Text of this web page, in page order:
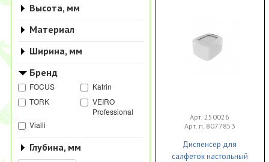
Высота, мм
Материал
Ширина, мм
Бренд
FOCUS
Katrin
TORK
VEIRO
Professional
Vialli
Глубина, мм
Арт. 250026
Арт. п. 8077853
Диспенсер для
салфеток настольный